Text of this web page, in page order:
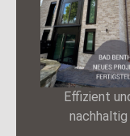
Effizient
nachhaltig